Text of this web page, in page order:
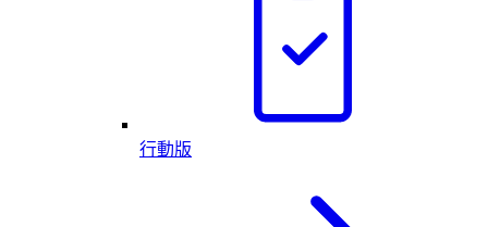
行動版